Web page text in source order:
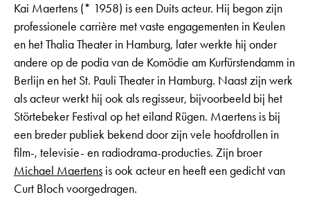
Kai Maertens (* 1958) is een Duits acteur. Hij begon zijn
professionele carrière met vaste engagementen in Keulen
en het Thalia Theater in Hamburg, later werkte hij onder
andere op de podia van de Komödie am Kurfürstendamm in
Berlijn en het St. Pauli Theater in Hamburg. Naast zijn werk
als acteur werkt hij ook als regisseur, bijvoorbeeld bij het
Störtebeker Festival op het eiland Rügen. Maertens is bij
een breder publiek bekend door zijn vele hoofdrollen in
film-, televisie- en radiodrama-producties. Zijn broer
Michael Maertens is ook acteur en heeft een gedicht van
Curt Bloch voorgedragen.